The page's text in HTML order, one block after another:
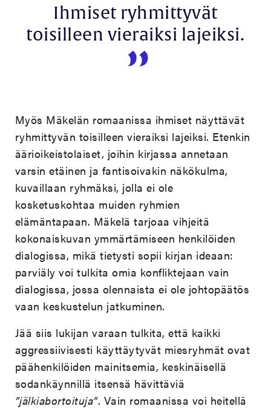
Ihmiset ryhmittyvät
toisilleen vieraiksi lajeiksi.
Myös Mäkelän romaanissa ihmiset näyttävät
ryhmittyvän toisilleen vieraiksi lajeiksi. Etenkin
äärioikeistolaiset, joihin kirjassa annetaan
varsin etäinen ja fantisoivakin näkökulma,
kuvaillaan ryhmäksi, jolla ei ole
kosketuskohtaa muiden ryhmien
elämäntapaan. Mäkelä tarjoaa vihjeitä
kokonaiskuvan ymmärtämiseen henkilöiden
dialogissa, mikä tietysti sopii kirjan ideaan:
parviäly voi tulkita omia konfliktejaan vain
dialogissa, jossa olennaista ei ole johtopäätös
vaan keskustelun jatkuminen.
Jää siis lukijan varaan tulkita, että kaikki
aggressiivisesti käyttäytyvät miesryhmät ovat
päähenkilöiden mainitsemia, keskinäisellä
sodankäynnillä itsensä hävittäviä
”jälkiabortoituja”. Vain romaanissa voi heitellä